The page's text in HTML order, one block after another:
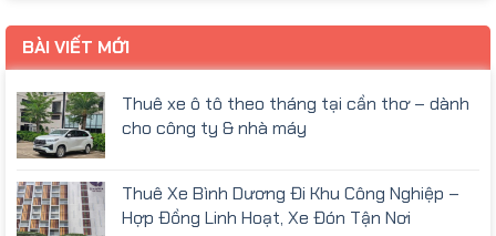
BÀI VIẾT MỚI
Thuê xe ô tô theo tháng tại cần thơ – dành
cho công ty & nhà máy
Thuê Xe Bình Dương Đi Khu Công Nghiệp –
Hợp Đồng Linh Hoạt, Xe Đón Tận Nơi